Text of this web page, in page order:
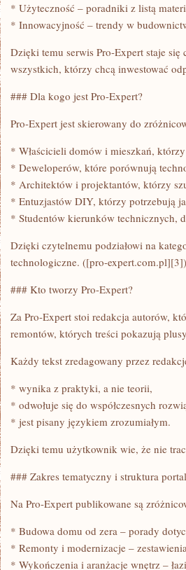
* Użyteczność – poradniki z listą
* Innowacyjność – trendy w
Dzięki temu serwis Pro-Expert staje
wszystkich, którzy chcą inwestować
### Dla kogo jest Pro-Expert?
Pro-Expert jest skierowany do
* Właścicieli domów i mieszkań,
* Deweloperów, które porównują
* Architektów i projektantów, którzy
* Entuzjastów DIY, którzy potrzebują
* Studentów kierunków technicznych,
Dzięki czytelnemu podziałowi na
technologiczne. ([pro-expert.com.pl][3])
### Kto tworzy Pro-Expert?
Za Pro-Expert stoi redakcja autorów,
remontów, których treści pokazują
Każdy tekst zredagowany przez
* wynika z praktyki, a nie teorii,
* odwołuje się do współczesnych
* jest pisany językiem zrozumiałym.
Dzięki temu użytkownik wie, że nie
### Zakres tematyczny i struktura
Na Pro-Expert publikowane są
* Budowa domu od zera – porady
* Remonty i modernizacje –
* Wykończenia i aranżacje wnętrz –